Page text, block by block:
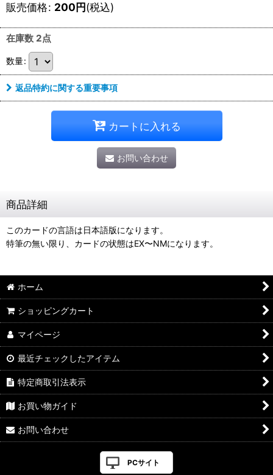
販売価格: 200円(税込)
在庫数 2点
数量:
返品特約に関する重要事項
カートに入れる
お問い合わせ
商品詳細
このカードの言語は日本語版になります。
特筆の無い限り、カードの状態はEX〜NMになります。
ホーム
ショッピングカート
マイページ
最近チェックしたアイテム
特定商取引法表示
お買い物ガイド
お問い合わせ
PCサイト